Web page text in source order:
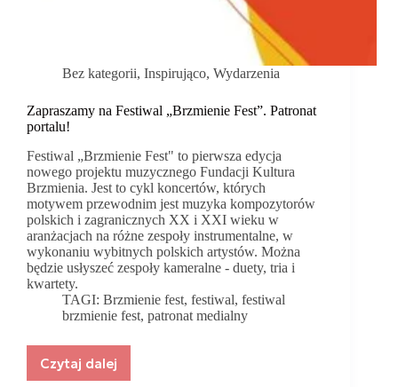
Bez kategorii, Inspirująco, Wydarzenia
Zapraszamy na Festiwal „Brzmienie Fest”. Patronat
portalu!
Festiwal „Brzmienie Fest" to pierwsza edycja
nowego projektu muzycznego Fundacji Kultura
Brzmienia. Jest to cykl koncertów, których
motywem przewodnim jest muzyka kompozytorów
polskich i zagranicznych XX i XXI wieku w
aranżacjach na różne zespoły instrumentalne, w
wykonaniu wybitnych polskich artystów. Można
będzie usłyszeć zespoły kameralne - duety, tria i
kwartety.
TAGI: Brzmienie fest,festiwal,festiwal
brzmienie fest, patronat medialny
Czytaj dalej
Zapraszamy